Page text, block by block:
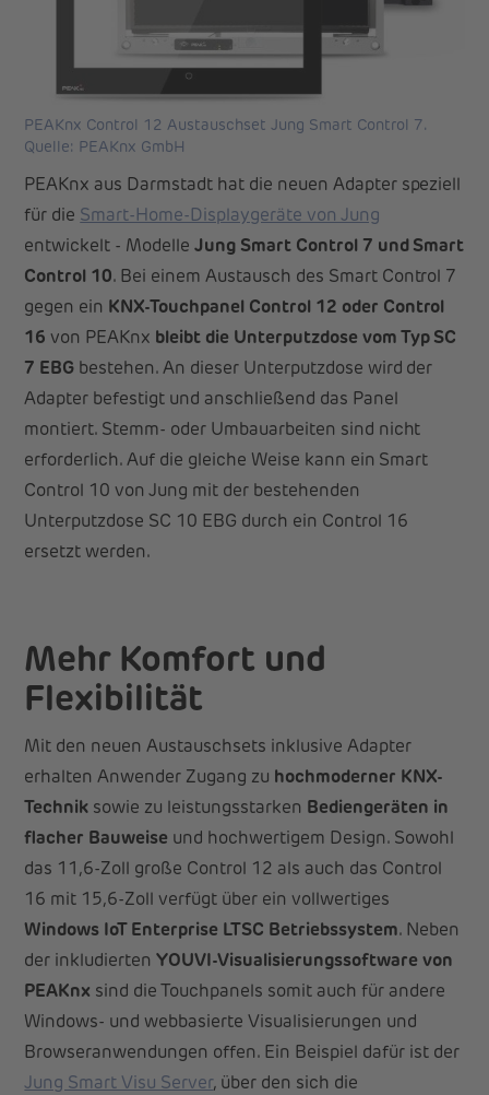
PEAKnx Control 12 Austauschset Jung Smart Control 7.
Quelle: PEAKnx GmbH
PEAKnx aus Darmstadt hat die neuen Adapter speziell
für die Smart-Home-Displaygeräte von Jung
entwickelt - Modelle Jung Smart Control 7 und Smart
Control 10. Bei einem Austausch des Smart Control 7
gegen ein KNX-Touchpanel Control 12 oder Control
16 von PEAKnx bleibt die Unterputzdose vom Typ SC
7 EBG bestehen. An dieser Unterputzdose wird der
Adapter befestigt und anschließend das Panel
montiert. Stemm- oder Umbauarbeiten sind nicht
erforderlich. Auf die gleiche Weise kann ein Smart
Control 10 von Jung mit der bestehenden
Unterputzdose SC 10 EBG durch ein Control 16
ersetzt werden.
Mehr Komfort und
Flexibilität
Mit den neuen Austauschsets inklusive Adapter
erhalten Anwender Zugang zu hochmoderner KNX-
Technik sowie zu leistungsstarken Bediengeräten in
flacher Bauweise und hochwertigem Design. Sowohl
das 11,6-Zoll große Control 12 als auch das Control
16 mit 15,6-Zoll verfügt über ein vollwertiges
Windows IoT Enterprise LTSC Betriebssystem. Neben
der inkludierten YOUVI-Visualisierungssoftware von
PEAKnx sind die Touchpanels somit auch für andere
Windows- und webbasierte Visualisierungen und
Browseranwendungen offen. Ein Beispiel dafür ist der
Jung Smart Visu Server, über den sich die